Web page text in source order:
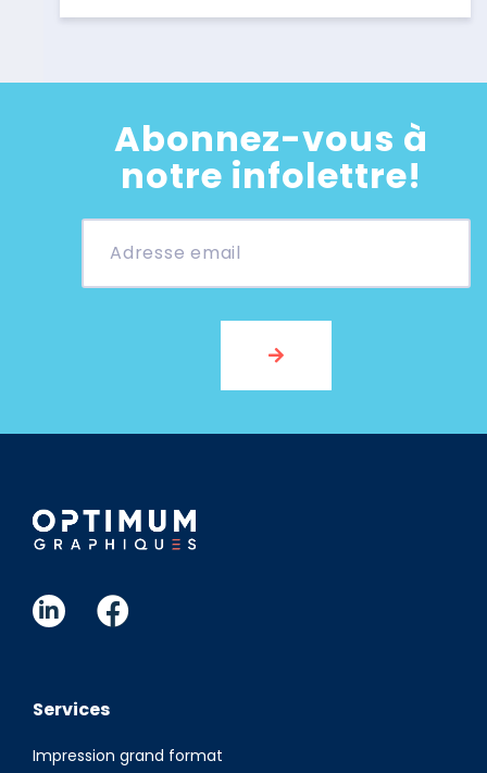
Abonnez-vous à
notre infolettre!
Services
Impression grand format